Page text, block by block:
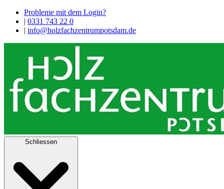
Probleme mit dem Login?
| 0331 743 22 0
| info@holzfachzentrumpotsdam.de
Schliessen